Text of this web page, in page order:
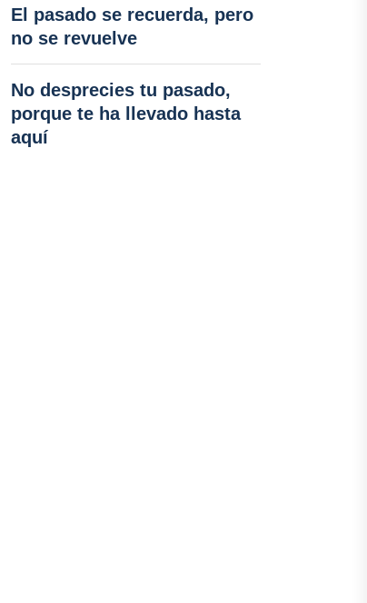
El pasado se recuerda, pero
no se revuelve
No desprecies tu pasado,
porque te ha llevado hasta
aquí